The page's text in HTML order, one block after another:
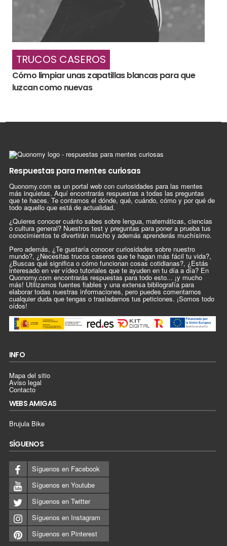
TRUCOS CASEROS
Cómo limpiar unas zapatillas blancas para que
luzcan como nuevas
Respuestas para mentes curiosas
Quonomy.com es un portal web con curiosidades para las mentes
más inquietas. Aquí encontrarás respuestas a todas las preguntas
que te haces. Te contamos el dónde, qué, cuándo, cómo y por qué de
todo aquello que está de actualidad.
¿Quieres conocer cuánto sabes sobre lengua, matemáticas, ciencias
o cultura general? Nuestros test y preguntas para poner a prueba tus
conocimientos te divertirán mucho y además aprenderás muchísimo.
Pero además, ¿Te gustaría conocer curiosidades sobre nuestro
mundo?, ¿Necesitas trucos caseros que te hagan más fácil tu vida?,
¿Buscas qué significa o cómo funcionan cosas cotidianas?, ¿Estás
interesado en ver vídeo tutoriales que te ayuden en tu día a día? En
Quonomy.com encontrarás respuestas para todo esto... ¡y mucho
más! Utilizamos fuentes fiables y una extensa bibliografía para
elaborar todas nuestras informaciones, pero puedes comentarnos
cualquier duda que tengas o trasladarnos tus peticiones. ¡Somos todo
oídos!
INFO
Mapa del sitio
Aviso legal
Contacto
WEBS AMIGAS
Brujula Bike
SÍGUENOS
Síguenos en Facebook
Síguenos en Youtube
Síguenos en Twitter
Síguenos en Instagram
Síguenos en Pinterest